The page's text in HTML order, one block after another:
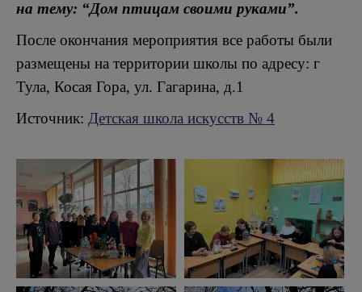
на тему: “Дом птицам своими руками”.
После окончания мероприятия все работы были
размещены на территории школы по адресу: г
Тула, Косая Гора, ул. Гагарина, д.1
Источник: Детская школа искусств № 4